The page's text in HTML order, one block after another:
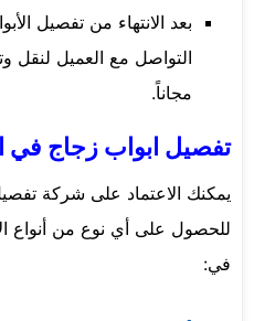
بعد الانتهاء من تفصيل
التواصل مع العميل لنقل
مجاناً.
تفصيل ابواب زجاج في
يمكنك الاعتماد على شركة
للحصول على أي نوع من أنواع
في: